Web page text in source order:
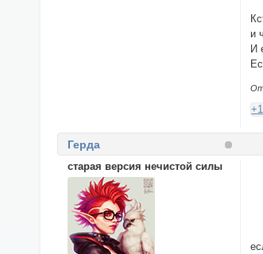
и
И
+1
Герда
старая версия нечистой силы